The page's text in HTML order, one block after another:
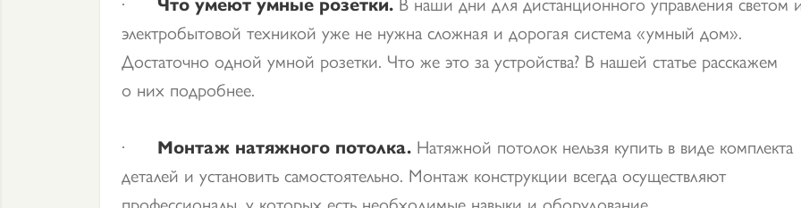
электробытовой техникой уже не нужна сложная и дорогая система «умный дом».
Достаточно одной умной розетки. Что же это за устройства? В нашей статье расскажем
о них подробнее.
· Монтаж натяжного потолка. Натяжной потолок нельзя купить в виде комплекта
деталей и установить самостоятельно. Монтаж конструкции всегда осуществляют